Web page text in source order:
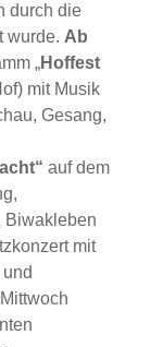
durch die
wurde. Ab
„Hoffest
mit Musik
Gesang,
auf dem
Biwakleben
mit
und